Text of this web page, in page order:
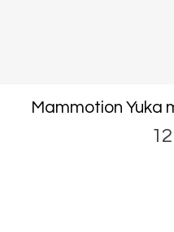
Mammotion Yuka